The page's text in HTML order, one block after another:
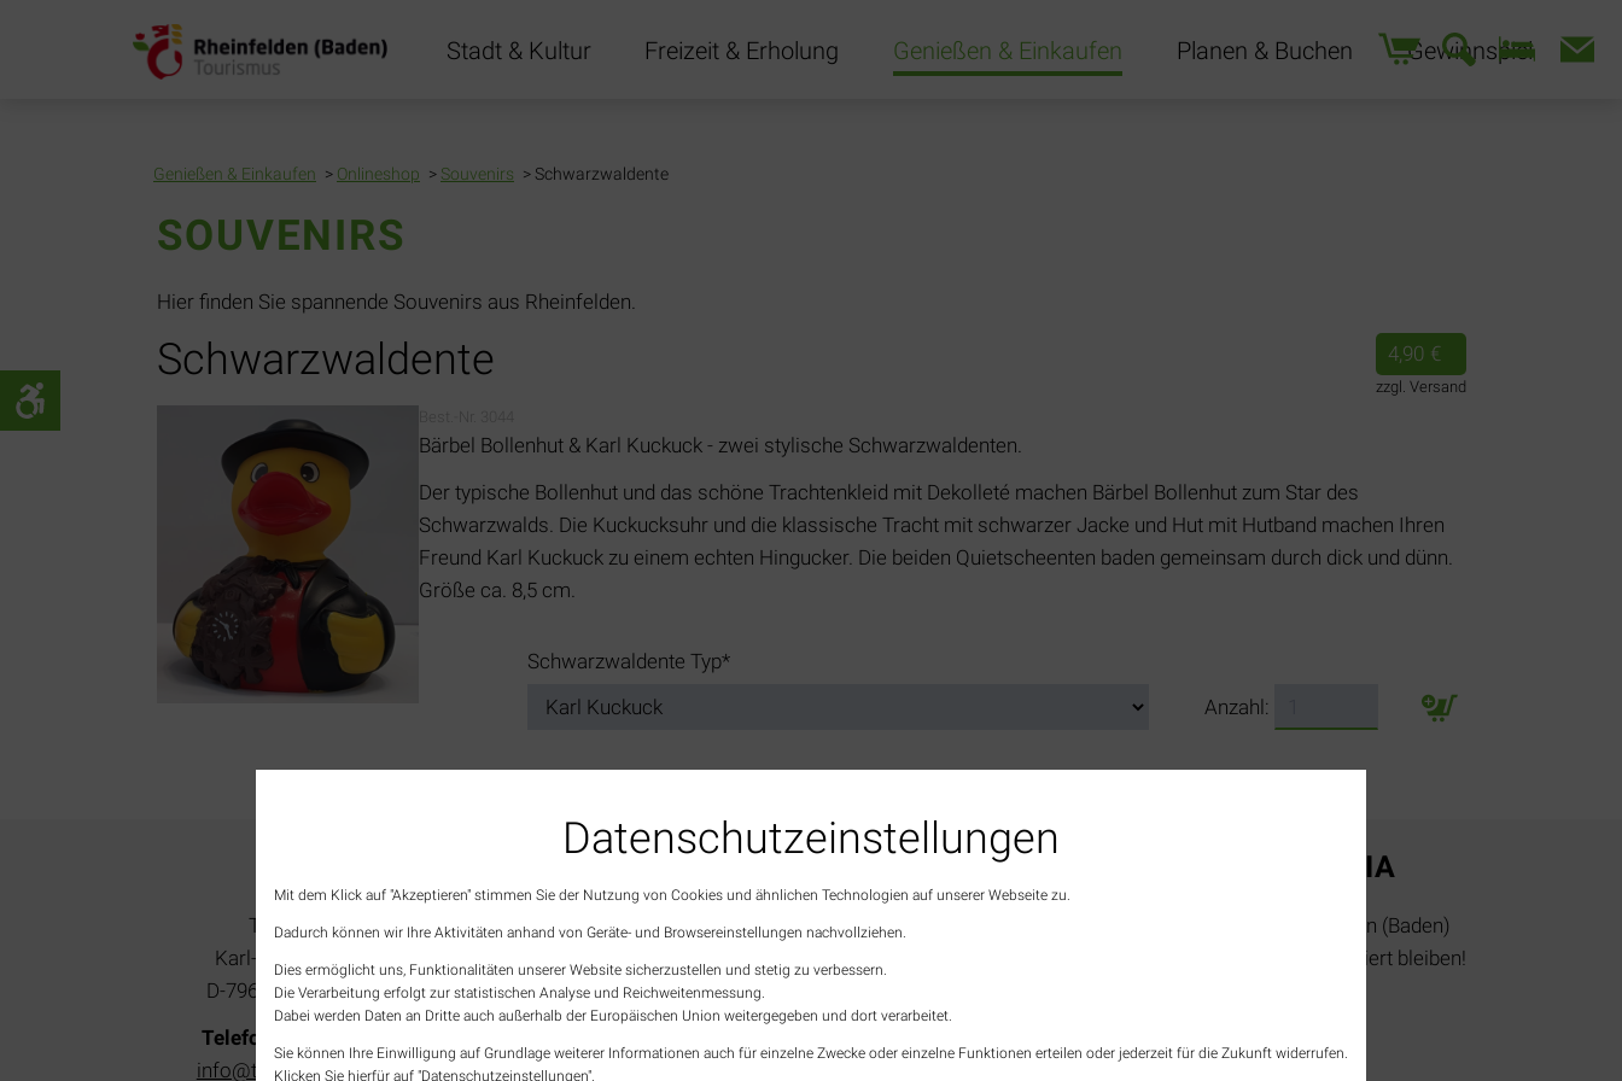
überspringen
Stadt & Kultur Freizeit & Erholung Genießen & Einkaufen Planen & Buchen Gewinnspiel
Navigation
Genießen & Einkaufen Onlineshop Souvenirs Schwarzwaldente
SOUVENIRS
Hier finden Sie spannende Souvenirs aus Rheinfelden.
Schwarzwaldente 4,90 €
zzgl. Versand
Bärbel Bollenhut & Karl Kuckuck - zwei stylische Schwarzwaldenten.
Der typische Bollenhut und das schöne Trachtenkleid mit Dekolleté machen Bärbel Bollenhut zum Star des
Schwarzwalds. Die Kuckucksuhr und die klassische Tracht mit schwarzer Jacke und Hut mit Hutband machen Ihren
Freund Karl Kuckuck zu einem echten Hingucker. Die beiden Quietscheenten baden gemeinsam durch dick und dünn.
Größe ca. 8,5 cm.
Pflichtfeld
Schwarzwaldente Typ*
Anzahl:
Tourist-Information
Karl-Fürstenberg-Straße 14
D-79618 Rheinfelden (Baden)
Telefon: +49 7623 966 87 20
info@tourismus-rheinfelden.de
ÖFFNUNGSZEITEN TOURIST-INFO
Montag
10:00 – 16:00
Dienstag
Mittwoch
Donnerstag
10:00 – 16:00
Freitag
10:00 – 16:00
SOCIAL MEDIA
Jetzt Tourismus Rheinfelden (Baden)
folgen und immer top informiert bleiben!
Datenschutz­einstellungen
Mit dem Klick auf "Akzeptieren" stimmen Sie der Nutzung von Cookies und ähnlichen Technologien auf unserer Webseite zu.
Dadurch können wir Ihre Aktivitäten anhand von Geräte- und Browsereinstellungen nachvollziehen.
Dies ermöglicht uns, Funktionalitäten unserer Website sicherzustellen und stetig zu verbessern.
Die Verarbeitung erfolgt zur statistischen Analyse und Reichweitenmessung.
Dabei werden Daten an Dritte auch außerhalb der Europäischen Union weitergegeben und dort verarbeitet.
Sie können Ihre Einwilligung auf Grundlage weiterer Informationen auch für einzelne Zwecke oder einzelne Funktionen erteilen oder jederzeit für die Zukunft widerrufen.
Klicken Sie hierfür auf "Datenschutzeinstellungen".